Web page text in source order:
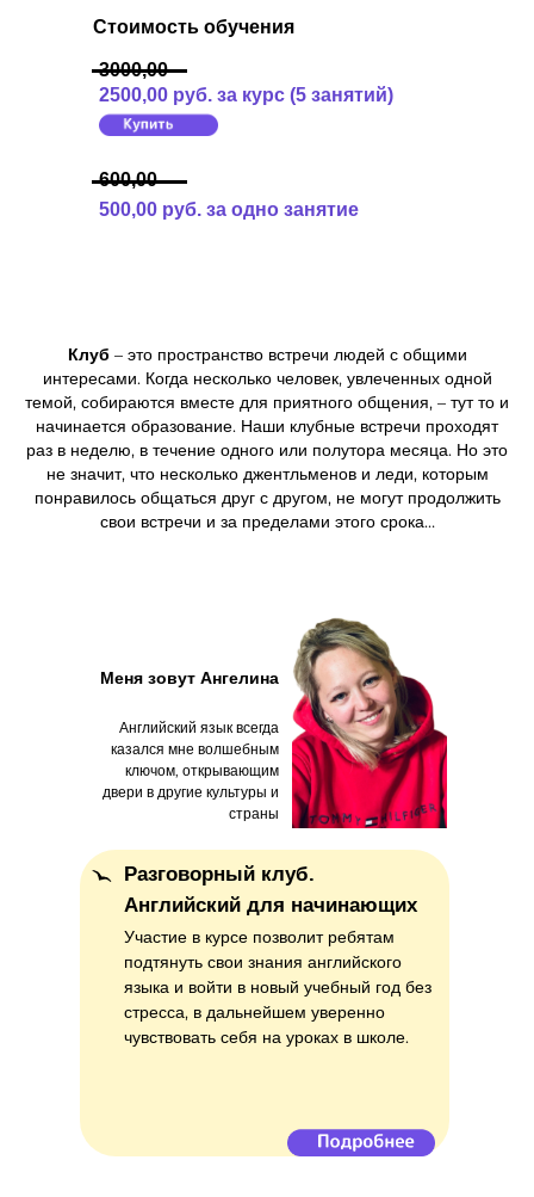
Стоимость обучения
3000,00
2500,00 руб. за курс (5 занятий)
600,00
500,00 руб. за одно занятие
Клуб – это пространство встречи людей с общими
интересами. Когда несколько человек, увлеченных одной
темой, собираются вместе для приятного общения, – тут то и
начинается образование. Наши клубные встречи проходят
раз в неделю, в течение одного или полутора месяца. Но это
не значит, что несколько джентльменов и леди, которым
понравилось общаться друг с другом, не могут продолжить
свои встречи и за пределами этого срока…
Разговорный клуб.
Английский для начинающих
Участие в курсе позволит ребятам
подтянуть свои знания английского
языка и войти в новый учебный год без
стресса, в дальнейшем уверенно
чувствовать себя на уроках в школе.
Меня зовут Ангелина
Английский язык всегда
казался мне волшебным
ключом, открывающим
двери в другие культуры и
страны